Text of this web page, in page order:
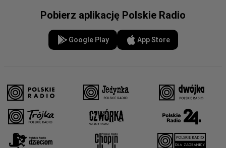
Pobierz aplikację Polskie Radio
Google Play App Store